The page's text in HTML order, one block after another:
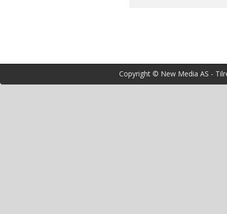
Copyright © New Media AS -